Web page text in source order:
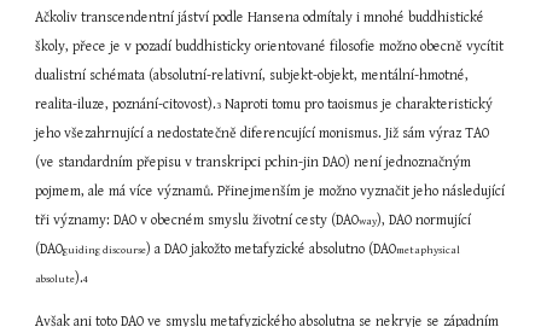
Ačkoliv transcendentní jáství podle Hansena odmítaly i mnohé buddhistické
školy, přece je v pozadí buddhisticky orientované filosofie možno obecně vycítit
dualistní schémata (absolutní-relativní, subjekt-objekt, mentální-hmotné,
realita-iluze, poznání-citovost).3 Naproti tomu pro taoismus je charakteristický
jeho všezahrnující a nedostatečně diferencující monismus. Již sám výraz TAO
(ve standardním přepisu v transkripci pchin-jin DAO) není jednoznačným
pojmem, ale má více významů. Přinejmenším je možno vyznačit jeho následující
tři významy: DAO v obecném smyslu životní cesty (DAOway), DAO normující
(DAOguiding discourse) a DAO jakožto metafyzické absolutno (DAOmetaphysical
absolute).4
Avšak ani toto DAO ve smyslu metafyzického absolutna se nekryje se západním